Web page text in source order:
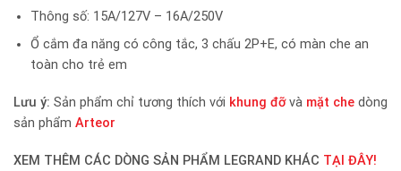
Thông số: 15A/127V – 16A/250V
Ổ cắm đa năng có công tắc, 3 chấu 2P+E, có màn che an
toàn cho trẻ em
Lưu ý: Sản phẩm chỉ tương thích với khung đỡvà mặt che dòng
sản phẩm Arteor
XEM THÊM CÁC DÒNG SẢN PHẨM LEGRAND KHÁC TẠI ĐÂY!